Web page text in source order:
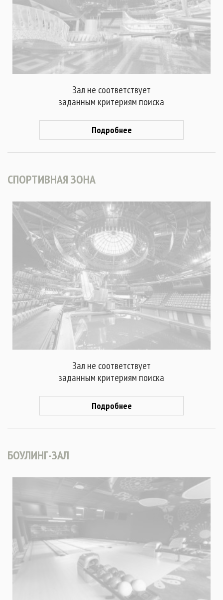
Зал не соответствует
заданным критериям поиска
Подробнее
СПОРТИВНАЯ ЗОНА
Зал не соответствует
заданным критериям поиска
Подробнее
БОУЛИНГ-ЗАЛ